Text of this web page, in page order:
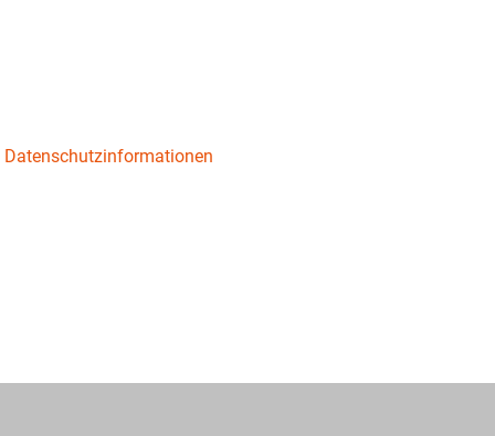
Datenschutzinformationen